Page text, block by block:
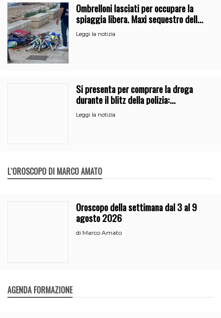
Ombrelloni lasciati per occupare la
spiaggia libera. Maxi sequestro della
Guardia Costiera
Leggi la notizia
Si presenta per comprare la droga
durante il blitz della polizia:
denunciati due pusher a Catania
Leggi la notizia
L`OROSCOPO DI MARCO AMATO
Oroscopo della settimana dal 3 al 9
agosto 2026
di Marco Amato
AGENDA FORMAZIONE